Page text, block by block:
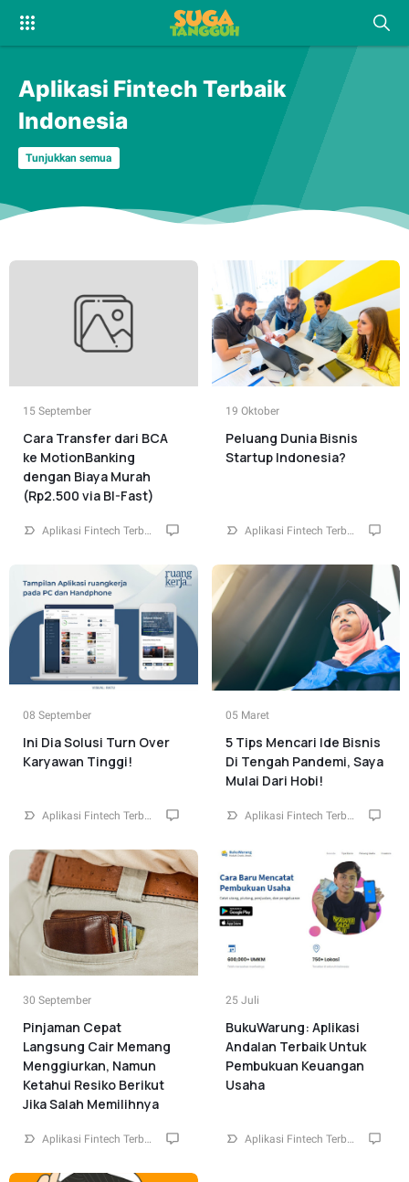
Aplikasi Fintech Terbaik
Indonesia
Tunjukkan semua
15 September
Cara Transfer dari BCA
ke MotionBanking
dengan Biaya Murah
(Rp2.500 via BI-Fast)
Aplikasi Fintech Terbaik Indonesia
19 Oktober
Peluang Dunia Bisnis
Startup Indonesia?
Aplikasi Fintech Terbaik Indonesia
08 September
Ini Dia Solusi Turn Over
Karyawan Tinggi!
Aplikasi Fintech Terbaik Indonesia
05 Maret
5 Tips Mencari Ide Bisnis
Di Tengah Pandemi, Saya
Mulai Dari Hobi!
Aplikasi Fintech Terbaik Indonesia
30 September
Pinjaman Cepat
Langsung Cair Memang
Menggiurkan, Namun
Ketahui Resiko Berikut
Jika Salah Memilihnya
Aplikasi Fintech Terbaik Indonesia
25 Juli
BukuWarung: Aplikasi
Andalan Terbaik Untuk
Pembukuan Keuangan
Usaha
Aplikasi Fintech Terbaik Indonesia